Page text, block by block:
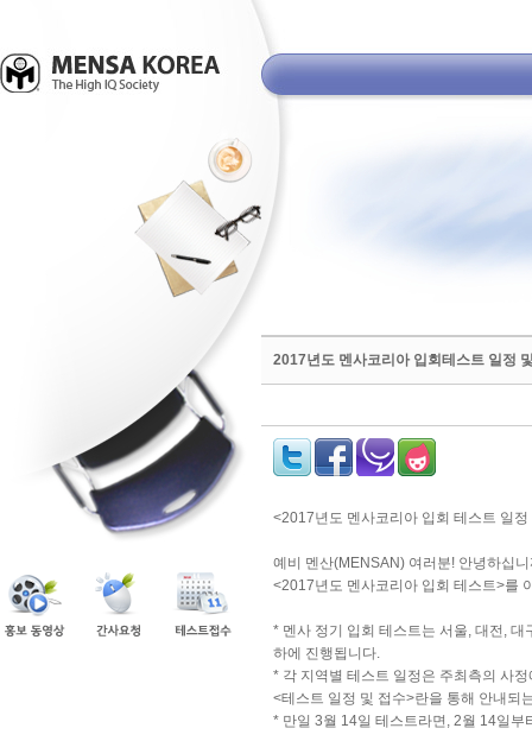
2017년도 멘사코리아 입회테스트 일정
<2017년도 멘사코리아 입회 테스트 일정
예비 멘산(MENSAN) 여러분! 안녕하십
<2017년도 멘사코리아 입회 테스트>를
* 멘사 정기 입회 테스트는 서울, 대전,
하에 진행됩니다.
* 각 지역별 테스트 일정은 주최측의 사
<테스트 일정 및 접수>란을 통해 안내되
* 만일 3월 14일 테스트라면, 2월 14일부